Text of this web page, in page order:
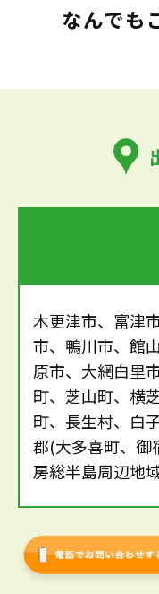
なんでも
木更津市、富津
市、鴨川市、館
原市、大網白里
町、芝山町、横
町、長生村、白
郡(大多喜町、御
房総半島周辺地